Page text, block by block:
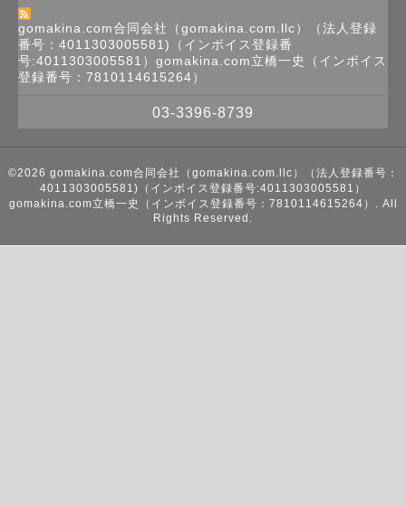
gomakina.com合同会社（gomakina.com.llc）（法人登録
番号：4011303005581)（インボイス登録番
号:4011303005581）gomakina.com立橋一史（インボイス
登録番号：7810114615264）
03-3396-8739
©2026 gomakina.com合同会社（gomakina.com.llc）（法人登録番号：
4011303005581)（インボイス登録番号:4011303005581）
gomakina.com立橋一史（インボイス登録番号：7810114615264）
. All
Rights Reserved.